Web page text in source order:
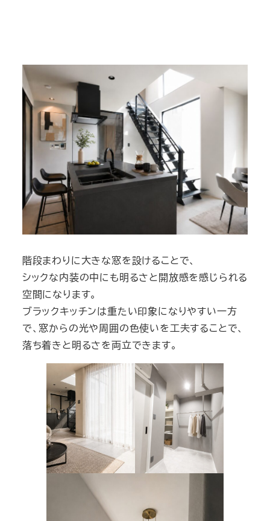
階段まわりに大きな窓を設けることで、
シックな内装の中にも明るさと開放感を感じられる
空間になります。
ブラックキッチンは重たい印象になりやすい一方
で、窓からの光や周囲の色使いを工夫することで、
落ち着きと明るさを両立できます。